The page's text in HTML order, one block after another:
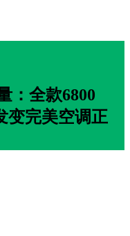
：全款6800
变完美空调正